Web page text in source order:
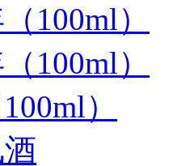
100ml）
100ml）
）